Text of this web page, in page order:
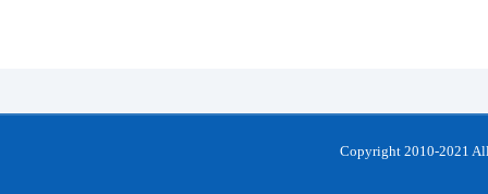
Copyright 2010-2021